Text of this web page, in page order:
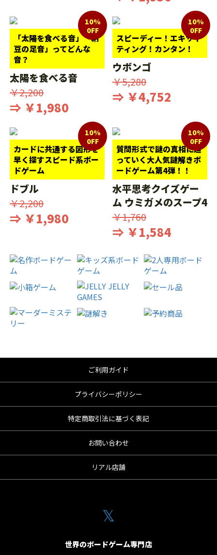
「太陽を食べる音」「納
豆の足音」ってどんな
音？
10%
0FF
太陽を食べる音
￥2,200
⇒ ￥1,980
スピーディー！エキサイ
ティング！カンタン！
10%
0FF
ウボンゴ
￥5,280
⇒ ￥4,752
カードに共通する図形を
早く探すスピード系ボー
ドゲーム
10%
0FF
ドブル
￥2,200
⇒ ￥1,980
質問形式で謎の真相に迫
っていく大人気謎解きボ
ードゲーム第4弾！！
10%
0FF
水平思考クイズゲー
ム ウミガメのスープ4
￥1,760
⇒ ￥1,584
ご利用ガイド
プライバシーポリシー
特定商取引法に基づく表記
お問い合わせ
リアル店舗
𝕏
世界のボードゲーム専門店